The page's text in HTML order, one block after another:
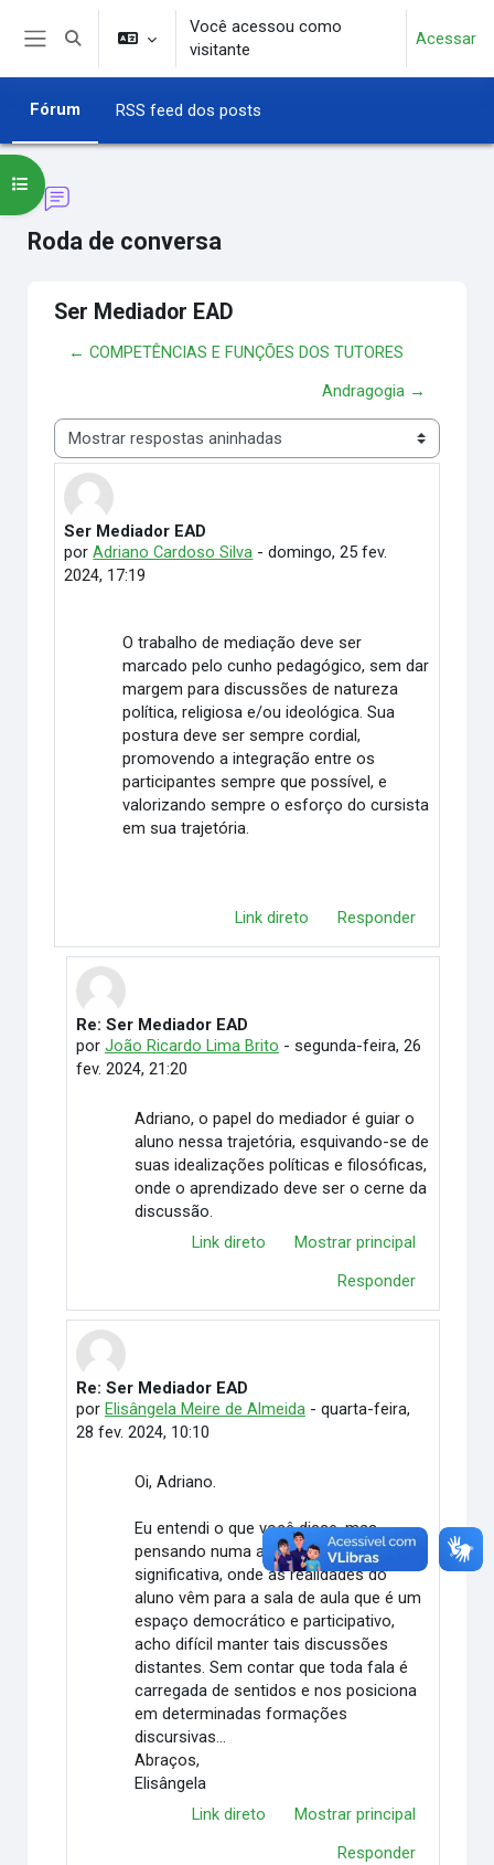
Ir para o conteúdo principal
Alternar entrada de pesquisa
Você acessou como
visitante
Acessar
Fórum RSS feed dos posts
Roda de conversa
Abrir índice do curso
Ser Mediador EAD
← COMPETÊNCIAS E FUNÇÕES DOS TUTORES
Andragogia →
Modo de visualização
Ser Mediador EAD
porAdriano Cardoso Silva -domingo, 25 fev.
2024, 17:19
Número de respostas: 3
O trabalho de mediação deve ser
marcado pelo cunho pedagógico, sem dar
margem para discussões de natureza
política, religiosa e/ou ideológica. Sua
postura deve ser sempre cordial,
promovendo a integração entre os
participantes sempre que possível, e
valorizando sempre o esforço do cursista
em sua trajetória.
Link direto Responder
Em resposta à Adriano Cardoso Silva
Re: Ser Mediador EAD
por João Ricardo Lima Brito - segunda-feira, 26
fev. 2024, 21:20
Adriano, o papel do mediador é guiar o
aluno nessa trajetória, esquivando-se de
suas idealizações políticas e filosóficas,
onde o aprendizado deve ser o cerne da
discussão.
Link direto
Mostrar principal
Responder
Em resposta à Adriano Cardoso Silva
Re: Ser Mediador EAD
por Elisângela Meire de Almeida- quarta-feira,
28 fev. 2024, 10:10
Oi, Adriano.
Eu entendi o que você disse, mas,
pensando numa aprendizagem
significativa, onde as realidades do
aluno vêm para a sala de aula que é um
espaço democrático e participativo,
acho difícil manter tais discussões
distantes. Sem contar que toda fala é
carregada de sentidos e nos posiciona
em determinadas formações
discursivas...
Abraços,
Elisângela
Link direto
Mostrar principal
Responder